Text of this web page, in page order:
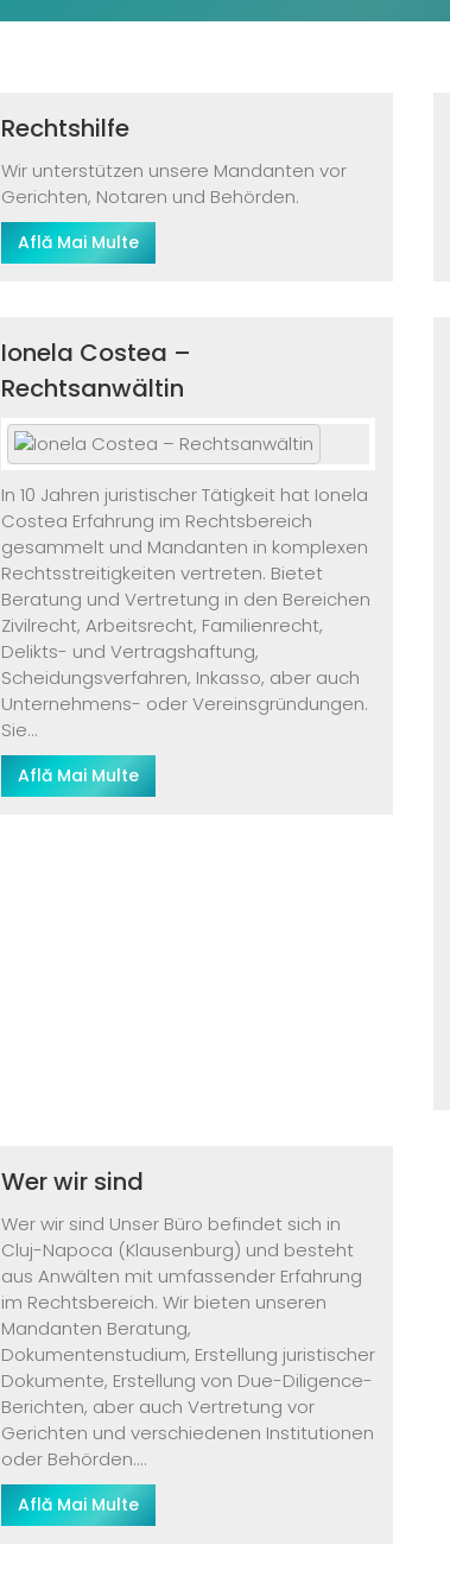
Rechtshilfe
Wir unterstützen unsere Mandanten vor
Gerichten, Notaren und Behörden.
Află Mai Multe
Ionela Costea –
Rechtsanwältin
In 10 Jahren juristischer Tätigkeit hat Ionela
Costea Erfahrung im Rechtsbereich
gesammelt und Mandanten in komplexen
Rechtsstreitigkeiten vertreten. Bietet
Beratung und Vertretung in den Bereichen
Zivilrecht, Arbeitsrecht, Familienrecht,
Delikts- und Vertragshaftung,
Scheidungsverfahren, Inkasso, aber auch
Unternehmens- oder Vereinsgründungen.
Sie...
Află Mai Multe
Wer wir sind
Wer wir sind Unser Büro befindet sich in
Cluj-Napoca (Klausenburg) und besteht
aus Anwälten mit umfassender Erfahrung
im Rechtsbereich. Wir bieten unseren
Mandanten Beratung,
Dokumentenstudium, Erstellung juristischer
Dokumente, Erstellung von Due-Diligence-
Berichten, aber auch Vertretung vor
Gerichten und verschiedenen Institutionen
oder Behörden....
Află Mai Multe